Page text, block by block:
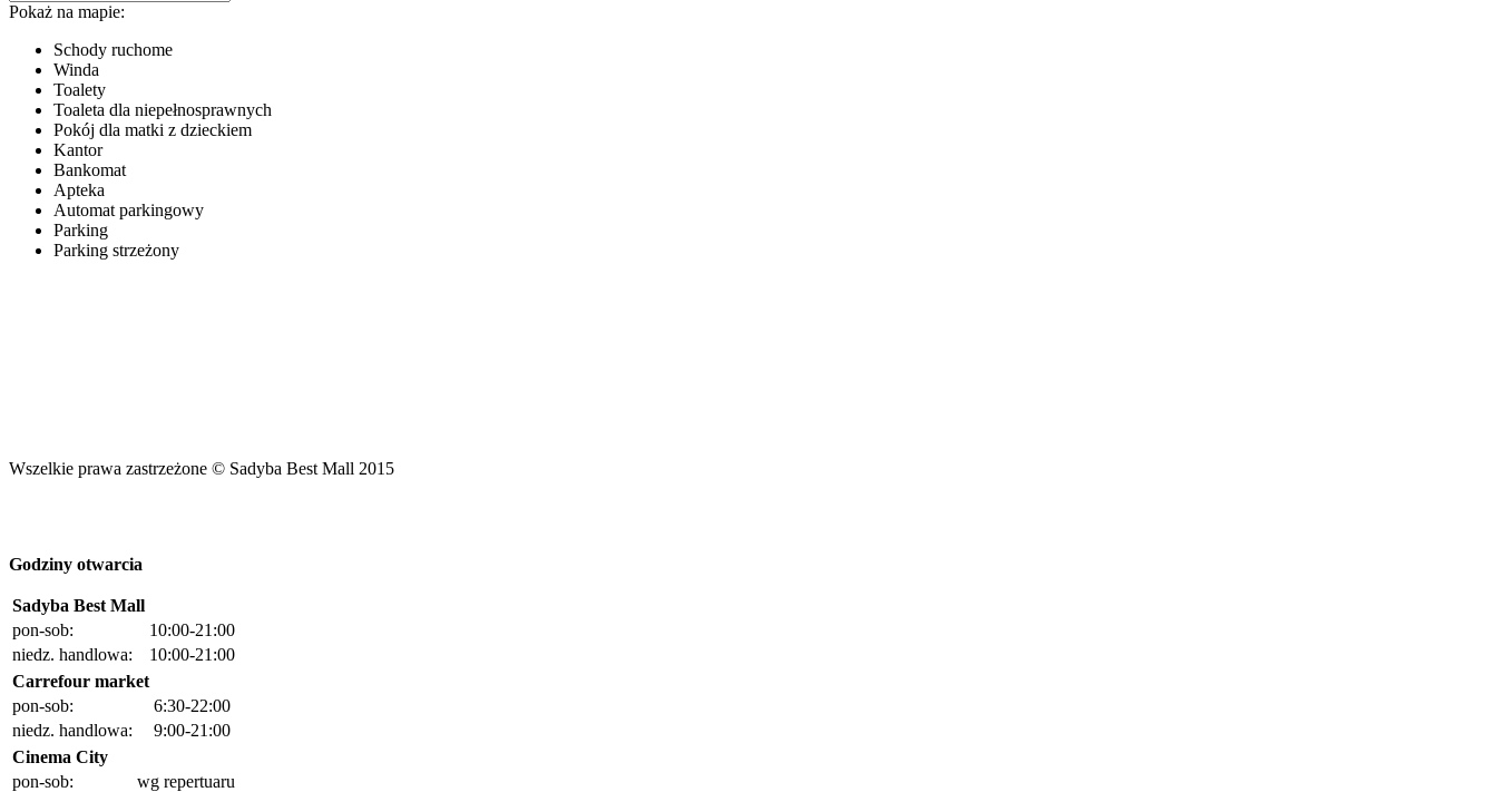
Pokaż na mapie:
Schody ruchome
Winda
Toalety
Toaleta dla niepełnosprawnych
Pokój dla matki z dzieckiem
Kantor
Bankomat
Apteka
Automat parkingowy
Parking
Parking strzeżony
Wszelkie prawa zastrzeżone © Sadyba Best Mall 2015
Godziny otwarcia
Sadyba Best Mall
pon-sob:
10:00-21:00
niedz. handlowa:
10:00-21:00
Carrefour market
pon-sob:
6:30-22:00
niedz. handlowa:
9:00-21:00
Cinema City
pon-sob:
wg repertuaru